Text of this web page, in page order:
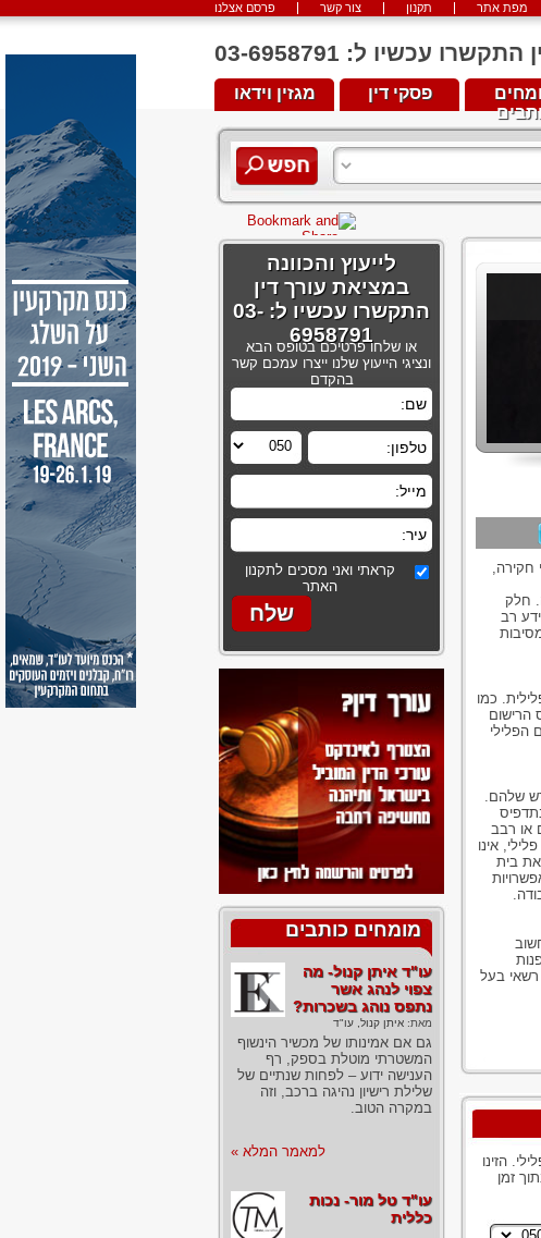
פרסם אצלנו צור קשר תקנון מפת אתר
עכשיו ל: 03-6958791
מגזין וידאו פסקי דין
חקירה,
חלק
רב
כמו
הרישום
הפלילי
שלהם.
או רבב
אינו
בית
רשאי בעל
הזינו
זמן
לייעוץ והכוונה
במציאת עורך דין
התקשרו עכשיו ל: 03-
6958791
או שלחו פרטיכם בטופס הבא
ונציגי הייעוץ שלנו ייצרו עמכם קשר
בהקדם
קראתי ואני מסכים לתקנון
האתר
מומחים כותבים
עו"ד איתן קנול- מה
צפוי לנהג אשר
נתפס נוהג בשכרות?
מאת: איתן קנול, עו"ד
גם אם אמינותו של מכשיר הינשוף
המשטרתי מוטלת בספק, רף
הענישה ידוע – לפחות שנתיים של
שלילת רישיון נהיגה ברכב, וזה
במקרה הטוב.
למאמר המלא »
עו"ד טל מור- נכות
כללית